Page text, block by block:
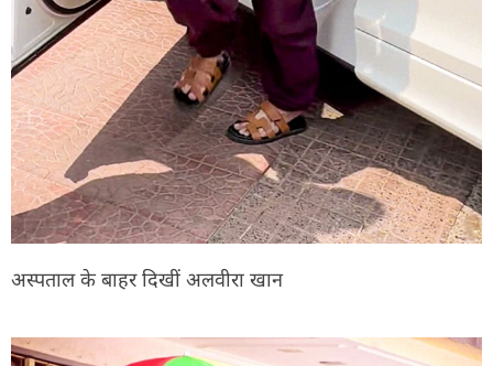
अस्पताल के बाहर दिखीं अलवीरा खान